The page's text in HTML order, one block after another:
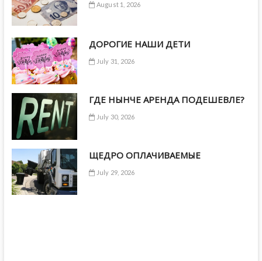
August 1, 2026
ДОРОГИЕ НАШИ ДЕТИ
July 31, 2026
ГДЕ НЫНЧЕ АРЕНДА ПОДЕШЕВЛЕ?
July 30, 2026
ЩЕДРО ОПЛАЧИВАЕМЫЕ
July 29, 2026